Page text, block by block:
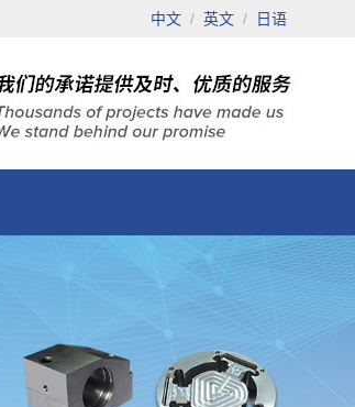
中文 / 英文 / 日语